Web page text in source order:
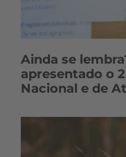
Ainda se
apresentado o
Nacional e de